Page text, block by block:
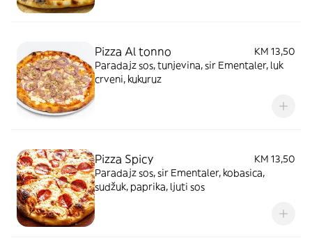
Pizza Al tonno
KM 13,50
Paradajz sos, tunjevina, sir Ementaler, luk
crveni, kukuruz
Pizza Spicy
KM 13,50
Paradajz sos, sir Ementaler, kobasica,
sudžuk, paprika, ljuti sos